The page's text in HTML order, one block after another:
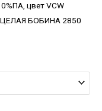
цвет VCW
ЦЕЛАЯ БОБИНА 2850